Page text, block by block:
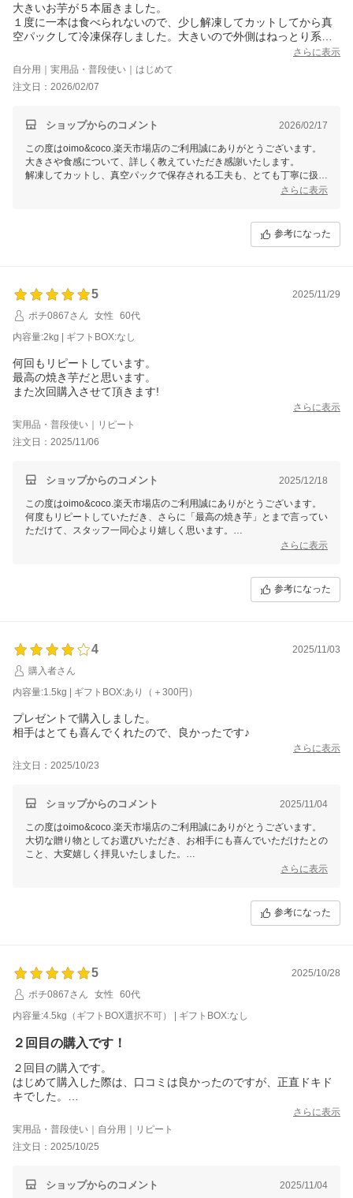
大きいお芋が５本届きました。
１度に一本は食べられないので、少し解凍してカットしてから真
空パックして冷凍保存しました。大きいので外側はねっとり系
で、真ん中はホクホクな感じでした。ねっとり系好きなのと私に
は大きすぎたのでリピはないです。美味しいのですがすみませ
ん。
さらに表示
自分用｜実用品・普段使い｜はじめて
注文日：2026/02/07
ショップからのコメント 2026/02/17
この度はoimo&coco.楽天市場店のご利用誠にありがとうございます。
大きさや食感について、詳しく教えていただき感謝いたします。
解凍してカットし、真空パックで保存される工夫も、とても丁寧に扱っ
お気持ちを伝えてくださりありがとうございました。
またどこかでご縁がありましたら、その際はどうぞよろしくお願いいた
さらに表示
参考になった
5
2025/11/29
ポチ0867さん
女性
60代
内容量:2kg | ギフトBOX:なし
何回もリピートしています。
最高の焼き芋だと思います。
また次回購入させて頂きます!
さらに表示
実用品・普段使い｜リピート
注文日：2025/11/06
ショップからのコメント 2025/12/18
この度はoimo&coco.楽天市場店のご利用誠にありがとうございます。
何度もリピートしていただき、さらに「最高の焼き芋」とまで言ってい
ただけて、スタッフ一同心より嬉しく思います。
「また次回購入します」とのお言葉が、私たちにとって何よりの励みで
さらに表示
参考になった
4
2025/11/03
購入者さん
内容量:1.5kg | ギフトBOX:あり（＋300円）
プレゼントで購入しました。
相手はとても喜んでくれたので、良かったです♪
さらに表示
注文日：2025/10/23
ショップからのコメント 2025/11/04
この度はoimo&coco.楽天市場店のご利用誠にありがとうございます。
大切な贈り物としてお選びいただき、お相手にも喜んでいただけたとの
こと、大変嬉しく拝見いたしました。
これからも贈って喜ばれ、ご自身でも楽しんでいただける商品を丁寧に
さらに表示
参考になった
5
2025/10/28
ポチ0867さん
女性
60代
内容量:4.5kg（ギフトBOX選択不可） | ギフトBOX:なし
２回目の購入です！
２回目の購入です。
はじめて購入した際は、口コミは良かったのですが、正直ドキド
キでした。
結局すぐに食べ終わってしまい２回目の購入、それも２倍量
（笑）
また次回も購入したいと思っています。
さらに表示
実用品・普段使い｜自分用｜リピート
注文日：2025/10/25
ショップからのコメント 2025/11/04